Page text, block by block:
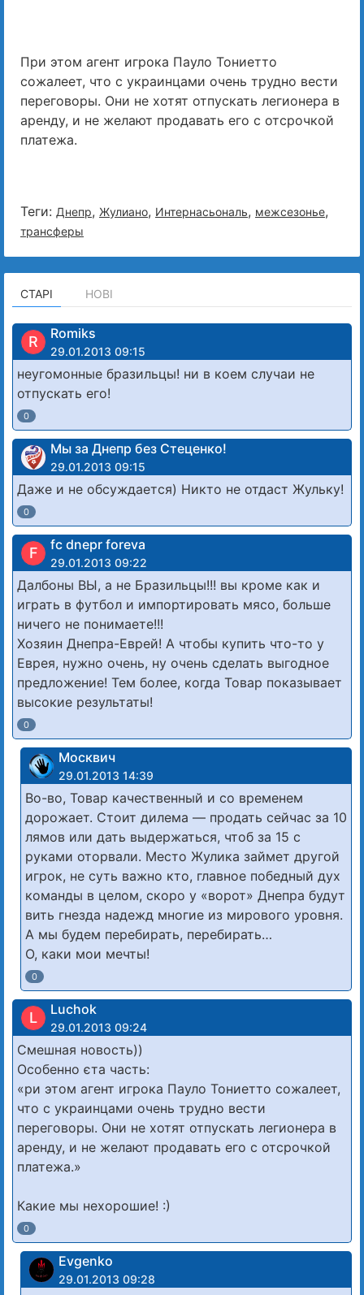
При этом агент игрока Пауло Тониетто
сожалеет, что с украинцами очень трудно вести
переговоры. Они не хотят отпускать легионера в
аренду, и не желают продавать его с отсрочкой
платежа.
Теги: Днепр, Жулиано, Интернасьональ, межсезонье,
трансферы
СТАРІ НОВІ
R Romiks
29.01.2013 09:15
неугомонные бразильцы! ни в коем случаи не
отпускать его!
0
Мы за Днепр без Стеценко!
29.01.2013 09:15
Даже и не обсуждается) Никто не отдаст Жульку!
0
F fc dnepr foreva
29.01.2013 09:22
Далбоны ВЫ, а не Бразильцы!!! вы кроме как и
играть в футбол и импортировать мясо, больше
ничего не понимаете!!!
Хозяин Днепра-Еврей! А чтобы купить что-то у
Еврея, нужно очень, ну очень сделать выгодное
предложение! Тем более, когда Товар показывает
высокие результаты!
0
Москвич
29.01.2013 14:39
Во-во, Товар качественный и со временем
дорожает. Стоит дилема — продать сейчас за 10
лямов или дать выдержаться, чтоб за 15 с
руками оторвали. Место Жулика займет другой
игрок, не суть важно кто, главное победный дух
команды в целом, скоро у «ворот» Днепра будут
вить гнезда надежд многие из мирового уровня.
А мы будем перебирать, перебирать…
О, каки мои мечты!
0
L Luchok
29.01.2013 09:24
Смешная новость))
Особенно єта часть:
«ри этом агент игрока Пауло Тониетто сожалеет,
что с украинцами очень трудно вести
переговоры. Они не хотят отпускать легионера в
аренду, и не желают продавать его с отсрочкой
платежа.»
Какие мы нехорошие! :)
0
Evgenko
29.01.2013 09:28